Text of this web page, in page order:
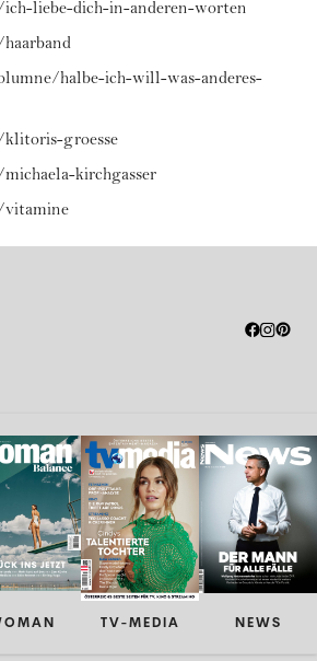
liebe-dich-in-anderen-worten
halbe-ich-will-was-anderes-
groesse
kirchgasser
TV-MEDIA NEWS